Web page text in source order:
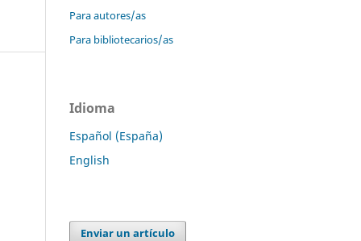
Para autores/as
Para bibliotecarios/as
Idioma
Español (España)
English
Enviar un artículo